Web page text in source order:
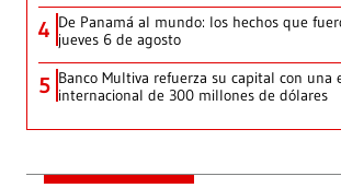
4 De Panamá al mundo: los hechos que
jueves 6 de agosto
5 Banco Multiva refuerza su capital con una
internacional de 300 millones de dólares